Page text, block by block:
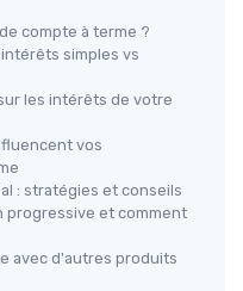
compte à terme ?
simples vs
les intérêts de votre
vos
: stratégies et conseils
progressive et comment
avec d'autres produits